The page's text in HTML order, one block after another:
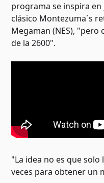
programa se inspira
clásico Montezuma`s
Megaman (NES),
de la 2600".
"La idea no es que solo
veces para obtener un